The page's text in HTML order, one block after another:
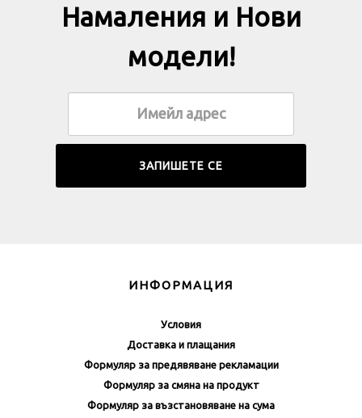
Намаления и Нови
модели!
ИНФОРМАЦИЯ
Условия
Доставка и плащания
Формуляр за предявяване рекламации
Формуляр за смяна на продукт
Формуляр за възстановяване на сума